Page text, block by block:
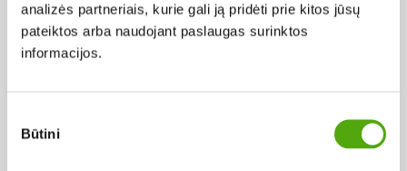
analizės partneriais, kurie gali ją pridėti prie kitos jūsų
pateiktos arba naudojant paslaugas surinktos
informacijos.
pasirinkimas
Būtini
Sistema